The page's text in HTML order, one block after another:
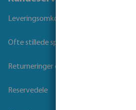
Leveringsomkostninger og transporttid
Ofte stillede spørgsmål
Returneringer og Garanti
Reservedele